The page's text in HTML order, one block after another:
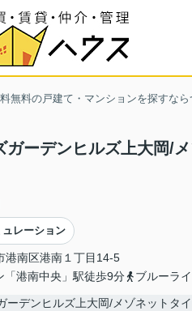
無料の戸建て・マンションを探すなら
ガーデンヒルズ上大岡/
レーション
港南区港南 １丁目14-5
「港南中央」駅徒歩9分
ブルーラ